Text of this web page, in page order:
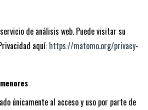
de análisis web. Puede visitar su
aquí: https://matomo.org/privacy-
únicamente al acceso y uso por parte de